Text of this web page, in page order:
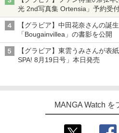
光 2nd写真集 Ortensia」予約受
10月30日発売
【グラビア】中田花奈さんの誕
「Bougainvillea」の書影を公開
【グラビア】東雲うみさんが表
SPA! 8月19日号」本日発売
MANGA Watch を